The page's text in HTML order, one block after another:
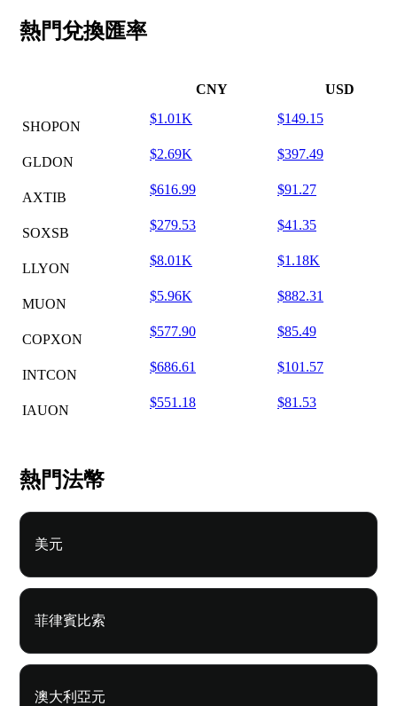
熱門兌換匯率
CNY USD
SHOPON
$1.01K $149.15
GLDON
$2.69K $397.49
AXTIB
$616.99 $91.27
SOXSB
$279.53 $41.35
LLYON
$8.01K $1.18K
MUON
$5.96K $882.31
COPXON
$577.90 $85.49
INTCON
$686.61 $101.57
IAUON
$551.18 $81.53
熱門法幣
美元
菲律賓比索
澳大利亞元